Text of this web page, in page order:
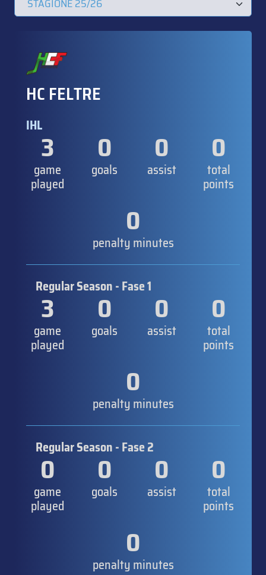
HC FELTRE
IHL
3
game
played
0
goals
0
assist
0
total
points
0
penalty minutes
Regular Season - Fase 1
3
game
played
0
goals
0
assist
0
total
points
0
penalty minutes
Regular Season - Fase 2
0
game
played
0
goals
0
assist
0
total
points
0
penalty minutes